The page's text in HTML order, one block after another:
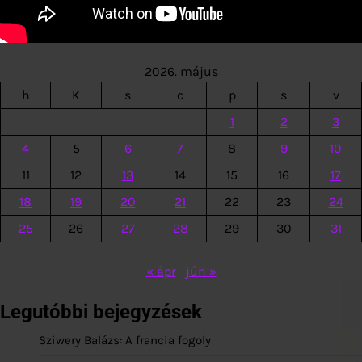
2026. május
h
K s c p s
v
1
2
3
4
5 6 7 8 9
10
11
12 13 14 15 16
17
18
19 20 21 22 23
24
25
26 27 28 29 30 31
« ápr jún »
Legutóbbi bejegyzések
Sziwery Balázs: A francia fogoly